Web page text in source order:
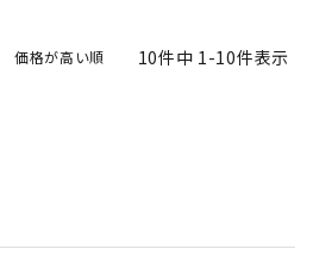
価格が高い順 10件中 1-10件表示